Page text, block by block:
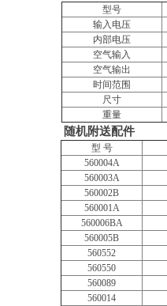
型号
输入电压
内部电压
空气输入
空气输出
时间范围
尺寸
重量
随机附送配件
型 号
560004A
560003A
560002B
560001A
560006BA
560005B
560552
560550
560089
560014